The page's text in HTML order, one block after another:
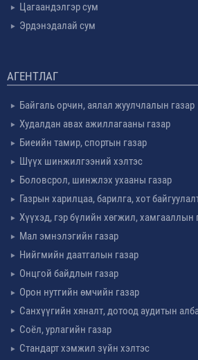
Цагаандэлгэр сум
Эрдэнэдалай сум
АГЕНТЛАГ
Байгаль орчин, аялал жуулчлалын газар
Худалдан авах ажиллагааны газар
Биеийн тамир, спортын газар
Шүүх шинжилгээний хэлтэс
Боловсрол, шинжлэх ухааны газар
Газрын харилцаа, барилга, хот
Хүүхэд, гэр бүлийн хөгжил, хамгааллын
Мал эмнэлэгийн газар
Нийгмийн даатгалын газар
Онцгой байдлын газар
Орон нутгийн өмчийн газар
Санхүүгийн хяналт, дотоод аудитын
Соёл, урлагийн газар
Стандарт хэмжил зүйн хэлтэс